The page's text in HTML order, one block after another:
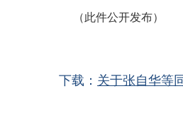
（此件公开发布）
下载： 关于张自华等